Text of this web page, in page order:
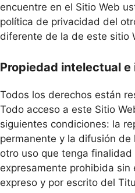
encuentre en el Sitio Web
política de privacidad del
diferente de la de este sitio
Propiedad intelectual
Todos los derechos están
Todo acceso a este Sitio
siguientes condiciones: la
permanente y la difusión
otro uso que tenga
expresamente prohibida
expreso y por escrito del